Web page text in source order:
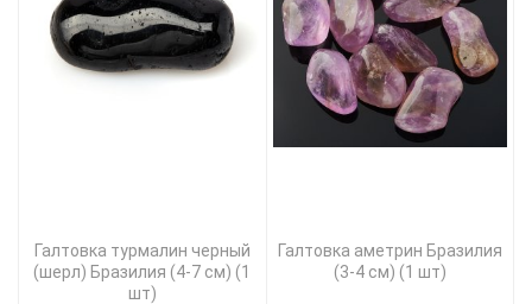
Галтовка турмалин черный
(шерл) Бразилия (4-7 см) (1
шт)
Галтовка аметрин Бразилия
(3-4 см) (1 шт)